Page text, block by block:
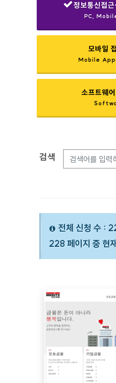
정보통신접
PC,
모바일
Mobile
소프트웨
검색옵션
검색
전체 신청 수 :
228 페이지 중 현